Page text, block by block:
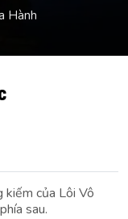
Hành
kiếm của Lôi Vô
sau.